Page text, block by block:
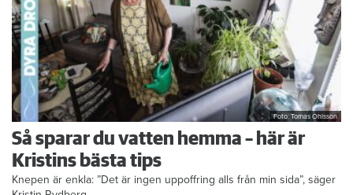
Foto: Tomas Ohlsson
Så sparar du vatten hemma – här är
Kristins bästa tips
Knepen är enkla: ”Det är ingen uppoffring alls från min sida”, säger